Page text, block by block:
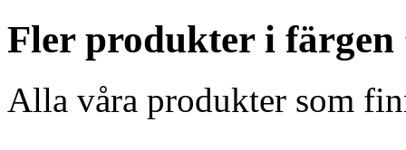
Fler produkter i färgen
Alla våra produkter som